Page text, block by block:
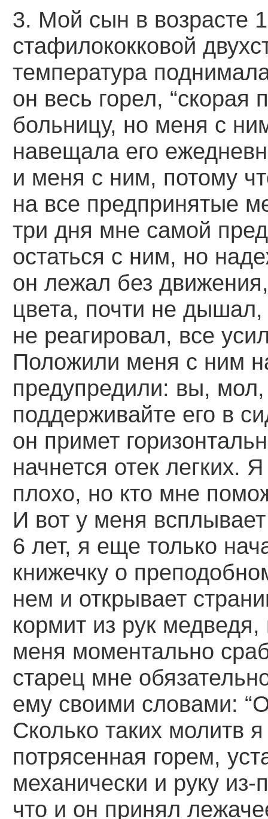
3. Мой сын в возрасте
стафилококковой
температура
он весь горел,
больницу, но меня с
навещала его
и меня с ним, потому
на все предпринятые
три дня мне самой
остаться с ним, но
он лежал без
цвета, почти не дышал,
не реагировал, все
Положили меня с ним
предупредили: вы,
поддерживайте его в
он примет
начнется отек легких.
плохо, но кто мне
И вот у меня
6 лет, я еще только
книжечку о
нем и открывает
кормит из рук
меня моментально
старец мне
ему своими словами:
Сколько таких молитв
потрясенная горем,
механически и руку
что и он принял